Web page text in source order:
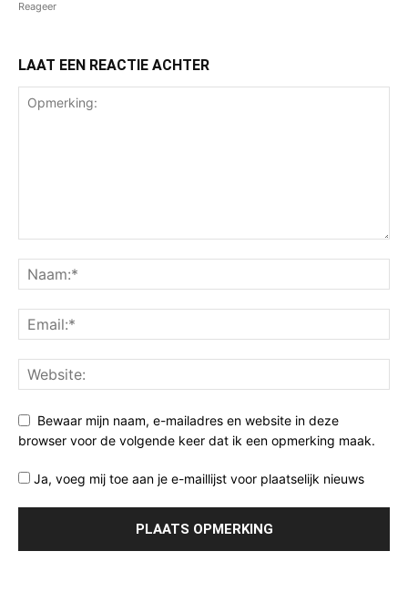
Reageer
LAAT EEN REACTIE ACHTER
Bewaar mijn naam, e-mailadres en website in deze
browser voor de volgende keer dat ik een opmerking maak.
Ja, voeg mij toe aan je e-maillijst voor plaatselijk nieuws